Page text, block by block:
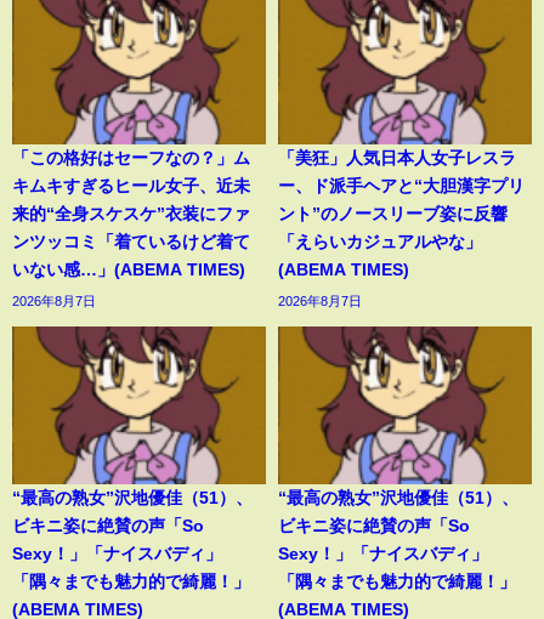
「この格好はセーフなの？」ム
キムキすぎるヒール女子、近未
来的“全身スケスケ”衣装にファ
ンツッコミ「着ているけど着て
いない感…」(ABEMA TIMES)
2026年8月7日
「美狂」人気日本人女子レスラ
ー、ド派手ヘアと“大胆漢字プリ
ント”のノースリーブ姿に反響
「えらいカジュアルやな」
(ABEMA TIMES)
2026年8月7日
“最高の熟女”沢地優佳（51）、
ビキニ姿に絶賛の声「So
Sexy！」「ナイスバディ」
「隅々までも魅力的で綺麗！」
(ABEMA TIMES)
“最高の熟女”沢地優佳（51）、
ビキニ姿に絶賛の声「So
Sexy！」「ナイスバディ」
「隅々までも魅力的で綺麗！」
(ABEMA TIMES)